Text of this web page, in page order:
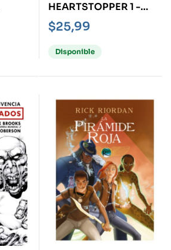
HEARTSTOPPER 1 -
EDICIÓN ESPECIAL-
$25,99
Disponible